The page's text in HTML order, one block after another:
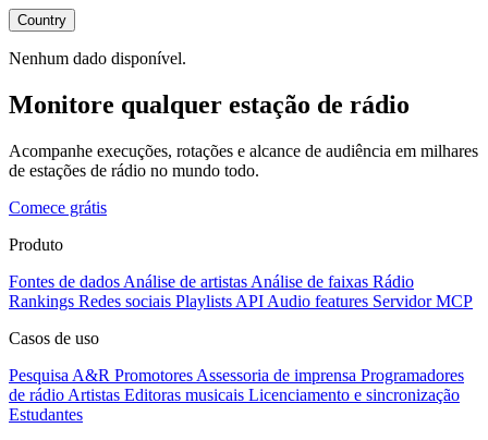
Country
Nenhum dado disponível.
Monitore qualquer estação de rádio
Acompanhe execuções, rotações e alcance de audiência em milhares
de estações de rádio no mundo todo.
Comece grátis
Produto
Fontes de dados Análise de artistas Análise de faixas Rádio
Rankings Redes sociais Playlists API Audio features Servidor MCP
Casos de uso
Pesquisa A&R Promotores Assessoria de imprensa Programadores
de rádio Artistas Editoras musicais Licenciamento e sincronização
Estudantes